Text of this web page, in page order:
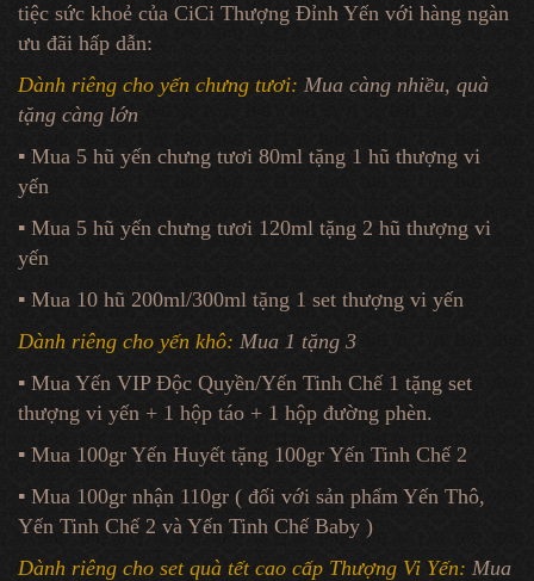
tiệc sức khoẻ của CiCi Thượng Đỉnh Yến với hàng ngàn
ưu đãi hấp dẫn:
Dành riêng cho yến chưng tươi: Mua càng nhiều, quà
tặng càng lớn
▪️ Mua 5 hũ yến chưng tươi 80ml tặng 1 hũ thượng vi
yến
▪️ Mua 5 hũ yến chưng tươi 120ml tặng 2 hũ thượng vi
yến
▪️ Mua 10 hũ 200ml/300ml tặng 1 set thượng vi yến
Dành riêng cho yến khô: Mua 1 tặng 3
▪️ Mua Yến VIP Độc Quyền/Yến Tinh Chế 1 tặng set
thượng vi yến + 1 hộp táo + 1 hộp đường phèn.
▪️ Mua 100gr Yến Huyết tặng 100gr Yến Tinh Chế 2
▪️ Mua 100gr nhận 110gr ( đối với sản phẩm Yến Thô,
Yến Tinh Chế 2 và Yến Tinh Chế Baby )
Dành riêng cho set quà tết cao cấp Thượng Vi Yến: Mua